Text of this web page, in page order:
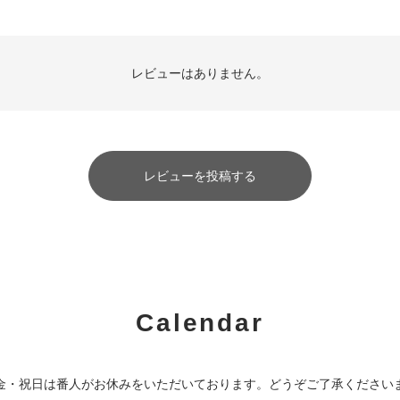
レビューはありません。
レビューを投稿する
Calendar
・祝日は番人がお休みをいただいております。どうぞご了承ください